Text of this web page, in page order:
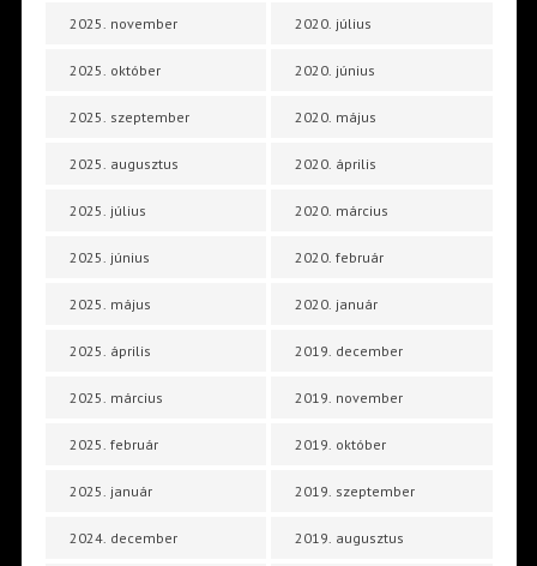
2025. november
2025. október
2025. szeptember
2025. augusztus
2025. július
2025. június
2025. május
2025. április
2025. március
2025. február
2025. január
2024. december
2020. július
2020. június
2020. május
2020. április
2020. március
2020. február
2020. január
2019. december
2019. november
2019. október
2019. szeptember
2019. augusztus